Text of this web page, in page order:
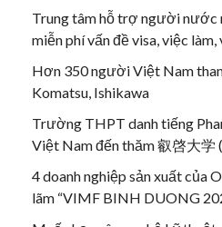
Trung tâm hỗ trợ người nước
miễn phí vấn đề visa, việc làm,
Hơn 350 người Việt Nam
Komatsu, Ishikawa
Trường THPT danh tiếng
Việt Nam đến thăm 叡啓大学
4 doanh nghiệp sản xuất của
lãm “VIMF BINH DUONG